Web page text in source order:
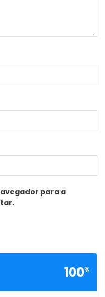
para a
100%